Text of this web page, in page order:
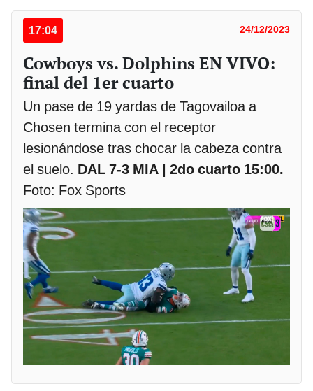
17:04 24/12/2023
Cowboys vs. Dolphins EN VIVO:
final del 1er cuarto
Un pase de 19 yardas de Tagovailoa a
Chosen termina con el receptor
lesionándose tras chocar la cabeza contra
el suelo. DAL 7-3 MIA | 2do cuarto 15:00.
Foto: Fox Sports